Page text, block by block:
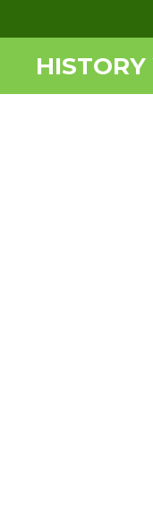
springen